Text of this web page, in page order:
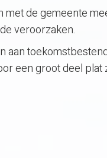
de gemeente
veroorzaken.
aan
een groot deel plat